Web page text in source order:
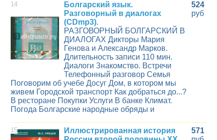
14
Болгарский язык.
Разговорный в диалогах
(CDmp3).
РАЗГОВОРНЫЙ БОЛГАРСКИЙ В
ДИАЛОГАХ Дикторы Мария
Генова и Александр Марков.
Длительность записи 110 мин.
Диалоги Знакомство. Встречи
Телефонный разговор Семья
Поговорим об учебе Досуг Дом, в котором мы
живем Городской транспорт Как добраться до...?
В ресторане Покупки Услуги В банке Климат.
Погода Болгарские народные обряды и
524
руб
15
Иллюстрированная история
571